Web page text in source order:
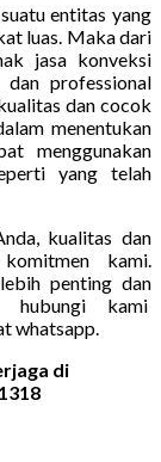
entitas yang
luas. Maka dari
jasa konveksi
professional
dan cocok
menentukan
menggunakan
yang telah
kualitas dan
kami.
penting dan
hubungi kami
whatsapp.
di